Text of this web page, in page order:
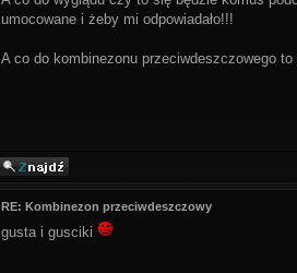
umocowane i żeby mi odpowiadało!!!
A co do kombinezonu przeciwdeszczowego
RE: Kombinezon przeciwdeszczowy
gusta i gusciki